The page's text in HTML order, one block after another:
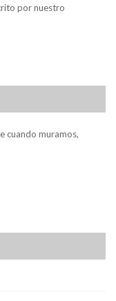
por nuestro
cuando muramos,